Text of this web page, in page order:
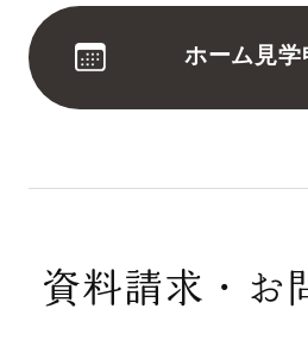
ホーム見学
資料請求・お